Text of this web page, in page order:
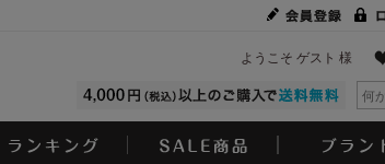
ようこそ ゲスト 様